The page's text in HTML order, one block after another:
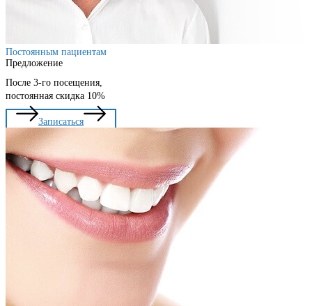
Постоянным пациентам
Предложение
После 3-го посещения,
постоянная скидка 10%
Записаться